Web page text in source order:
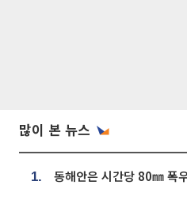
많이 본 뉴스
1.